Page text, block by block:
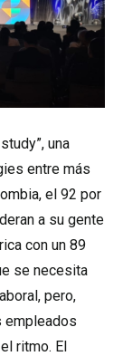
una
entre más
el 92 por
a su gente
con un 89
se necesita
pero,
empleados
ritmo. El